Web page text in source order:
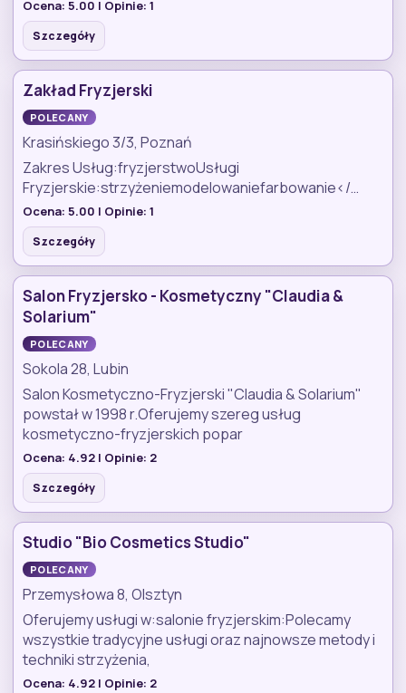
Ocena: 5.00 | Opinie: 1
Szczegóły
Zakład Fryzjerski
POLECANY
Krasińskiego 3/3, Poznań
Zakres Usług:fryzjerstwoUsługi
Fryzjerskie:strzyżeniemodelowaniefarbowanie</…
Ocena: 5.00 | Opinie: 1
Szczegóły
Salon Fryzjersko - Kosmetyczny "Claudia &
Solarium"
POLECANY
Sokola 28, Lubin
Salon Kosmetyczno-Fryzjerski "Claudia & Solarium"
powstał w 1998 r.Oferujemy szereg usług
kosmetyczno-fryzjerskich popar
Ocena: 4.92 | Opinie: 2
Szczegóły
Studio "Bio Cosmetics Studio"
POLECANY
Przemysłowa 8, Olsztyn
Oferujemy usługi w:salonie fryzjerskim:Polecamy
wszystkie tradycyjne usługi oraz najnowsze metody i
techniki strzyżenia,
Ocena: 4.92 | Opinie: 2